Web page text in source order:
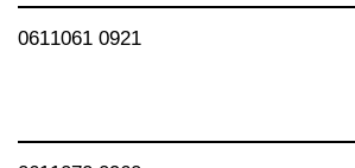
0611061 0921